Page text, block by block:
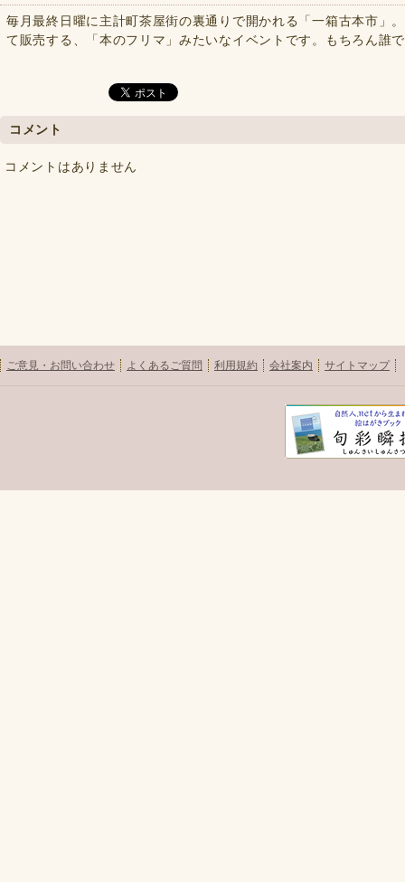
毎月最終日曜に主計町茶屋街の裏通りで開かれる「一箱古本市」
て販売する、「本のフリマ」みたいなイベントです。もちろん誰
コメント
コメントはありません
ご意見・お問い合わせ よくあるご質問 利用規約 会社案内 サイトマップ